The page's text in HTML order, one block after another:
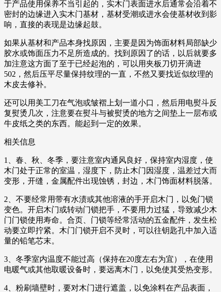
于产品使用保养不当引起的，实木门表面进水后通常会沿着不
密封的边缘进入实木门基材，基材受潮或进水会使基材收到影
响，直接的表现是边缘起鼓。
如果从基材和产品本身找原因，主要是因为饰面材料局部缺少
胶水或饰面压力不足所造成的。找到原因了的话，以后就要多
加注意这方面了至于已经起泡的，可以用夹板刀切开滴进
502，然后压平尽量保持纹理的一直，不然又要找近似纹理的
木皮去修补。
还可以用美工刀在气泡或皱褶上划一道小口，然后用电熨斗反
复熨烫几次，注意要在熨斗与被熨烫的地方之间垫上一层布或
牛皮纸之类的东西。能起到一定的效果。
相关信息
1、春、秋、冬季，要注意室内通风良好，保持室内湿度，使
木门处于正常的室温，湿度下，防止木门因湿度，温差过大而
变形，开缝，金属配件出现蚀锈，封边，木门饰面材料脱落。
2、不要经常用带有水渍或其他溶液的手开启木门，以免门锁
变色。开启木门或转动门锁把手，不要用力过猛，导致减少木
门门锁使用寿命。合页、门锁等经常活动的五金配件，发生松
动要立即拧紧。木门门锁开启不灵时，可以往钥匙孔中加入适
量的铅笔芯末。
3、冬季室内温度不能过高（保持在20度左右为宜），在使用
电暖气或其他取暖设备时，要远离木门，以免使其受热变形。
4、粉刷墙壁时，要对木门进行遮盖，以免涂料在产品表面，